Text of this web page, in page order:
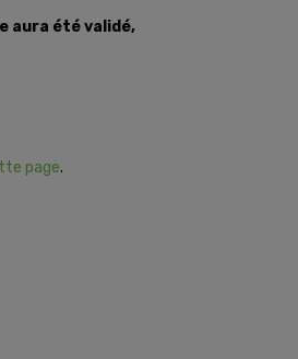
aura été validé,
page.